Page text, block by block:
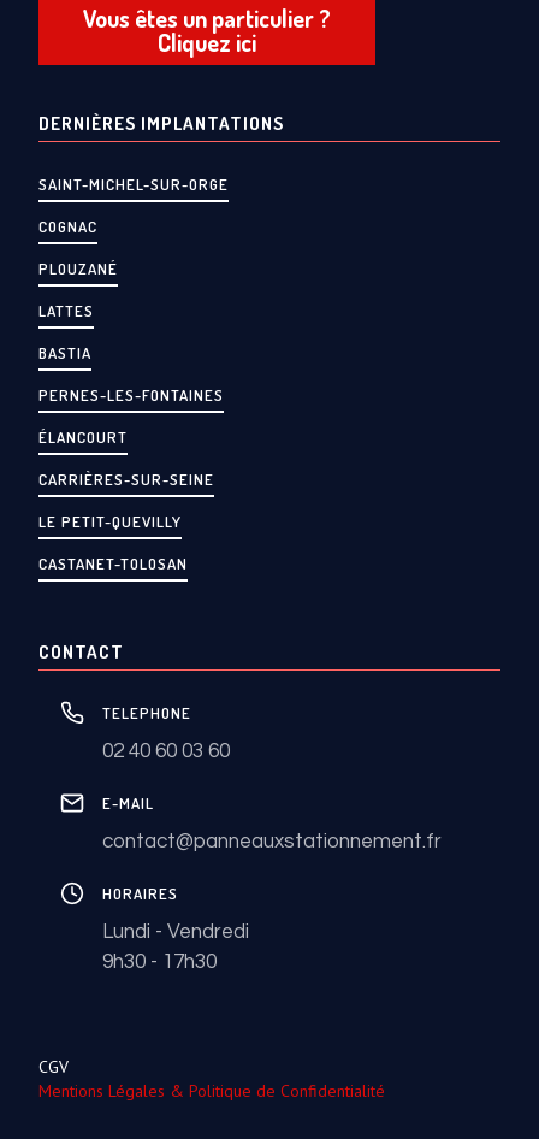
Vous êtes un particulier ?
Cliquez ici
DERNIÈRES IMPLANTATIONS
SAINT-MICHEL-SUR-ORGE
COGNAC
PLOUZANÉ
LATTES
BASTIA
PERNES-LES-FONTAINES
ÉLANCOURT
CARRIÈRES-SUR-SEINE
LE PETIT-QUEVILLY
CASTANET-TOLOSAN
CONTACT
TELEPHONE
02 40 60 03 60
E-MAIL
contact@panneauxstationnement.fr
HORAIRES
Lundi - Vendredi
9h30 - 17h30
CGV
Mentions Légales & Politique de Confidentialité